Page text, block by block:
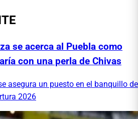
se acerca al Puebla como
con una perla de Chivas
asegura un puesto en el banquillo de
2026